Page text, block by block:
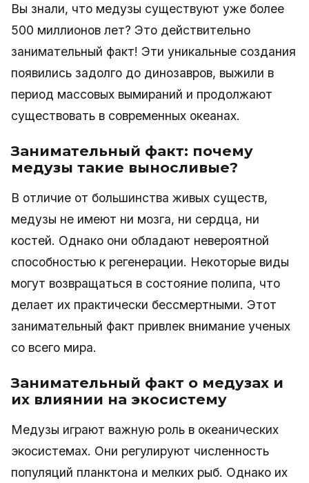
Вы знали, что медузы существуют уже более
500 миллионов лет? Это действительно
занимательный факт! Эти уникальные создания
появились задолго до динозавров, выжили в
период массовых вымираний и продолжают
существовать в современных океанах.
Занимательный факт: почему
медузы такие выносливые?
В отличие от большинства живых существ,
медузы не имеют ни мозга, ни сердца, ни
костей. Однако они обладают невероятной
способностью к регенерации. Некоторые виды
могут возвращаться в состояние полипа, что
делает их практически бессмертными. Этот
занимательный факт привлек внимание ученых
со всего мира.
Занимательный факт о медузах и
их влиянии на экосистему
Медузы играют важную роль в океанических
экосистемах. Они регулируют численность
популяций планктона и мелких рыб. Однако их